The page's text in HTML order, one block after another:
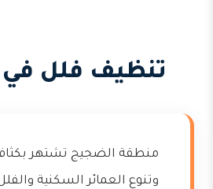
تنظيف فلل
منطقة الضجيج تشتهر
وتنوع العمائر السكنية